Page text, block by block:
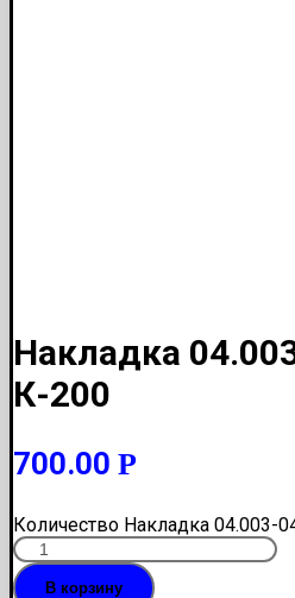
Накладка
К-200
700.00 Р
Количество Накладка 04.003-
В корзину